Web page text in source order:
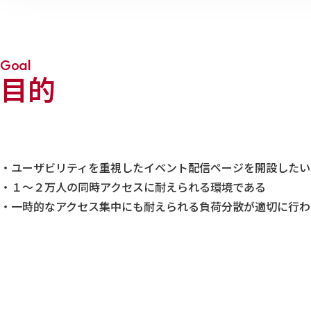
Goal
目的
・ユーザビリティを重視したイベント配信ページを開設したい
・１～２万人の同時アクセスに耐えられる環境である
・一時的なアクセス集中にも耐えられる負荷分散が適切に行